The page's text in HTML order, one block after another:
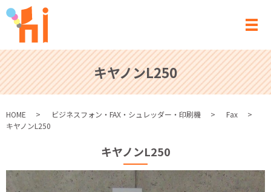
メ
キヤノンL250
HOME ビジネスフォン・FAX・シュレッダー・印刷機
Fax
キヤノンL250
キヤノンL250